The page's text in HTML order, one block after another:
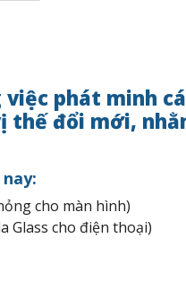
phát minh
thế đổi mới,
cho màn hình)
Glass cho điện thoại)